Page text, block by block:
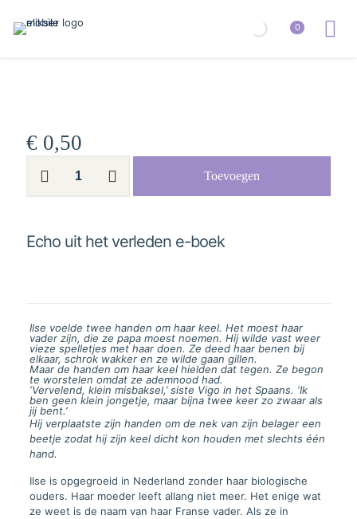
0
€ 0,50
boek
Toevoegen
Echo uit het verleden e-boek
Ilse voelde twee handen om haar keel. Het moest haar
vader zijn, die ze papa moest noemen. Hij wilde vast weer
vieze spelletjes met haar doen. Ze deed haar benen bij
elkaar, schrok wakker en ze wilde gaan gillen.
Maar de handen om haar keel hielden dat tegen. Ze begon
te worstelen omdat ze ademnood had.
‘Vervelend, klein misbaksel,’ siste Vigo in het Spaans. ‘Ik
ben geen klein jongetje, maar bijna twee keer zo zwaar als
jij bent.’
Hij verplaatste zijn handen om de nek van zijn belager een
beetje zodat hij zijn keel dicht kon houden met slechts één
hand.
Ilse is opgegroeid in Nederland zonder haar biologische
ouders. Haar moeder leeft allang niet meer. Het enige wat
ze weet is de naam van haar Franse vader. Als ze in